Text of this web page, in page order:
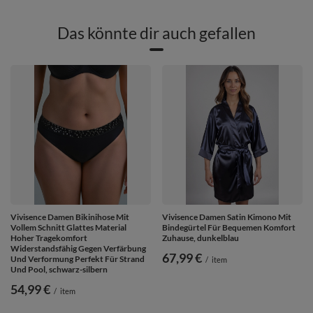
Das könnte dir auch gefallen
Vivisence Damen Bikinihose Mit
Vollem Schnitt Glattes Material
Hoher Tragekomfort
Widerstandsfähig Gegen Verfärbung
Und Verformung Perfekt Für Strand
Und Pool, schwarz-silbern
54,99 € / item
Vivisence Damen Satin Kimono Mit
Bindegürtel Für Bequemen Komfort
Zuhause, dunkelblau
67,99 € / item